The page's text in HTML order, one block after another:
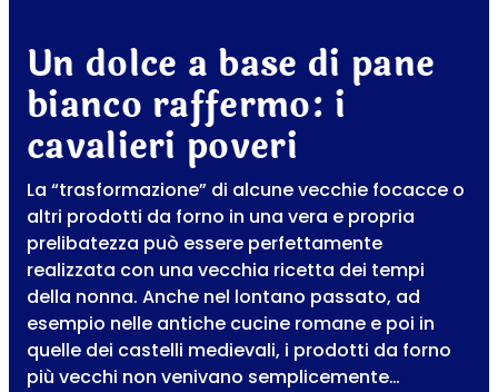
Un dolce a base di pane
bianco raffermo: i
cavalieri poveri
La “trasformazione” di alcune vecchie focacce o
altri prodotti da forno in una vera e propria
prelibatezza può essere perfettamente
realizzata con una vecchia ricetta dei tempi
della nonna. Anche nel lontano passato, ad
esempio nelle antiche cucine romane e poi in
quelle dei castelli medievali, i prodotti da forno
più vecchi non venivano semplicemente…